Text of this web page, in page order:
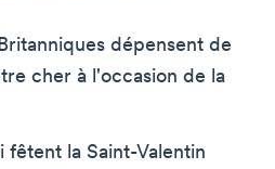
dépensent de
cher à l'occasion de la
fêtent la Saint-Valentin